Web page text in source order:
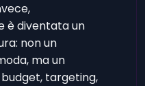
è diventata un
non un
ma un
targeting,